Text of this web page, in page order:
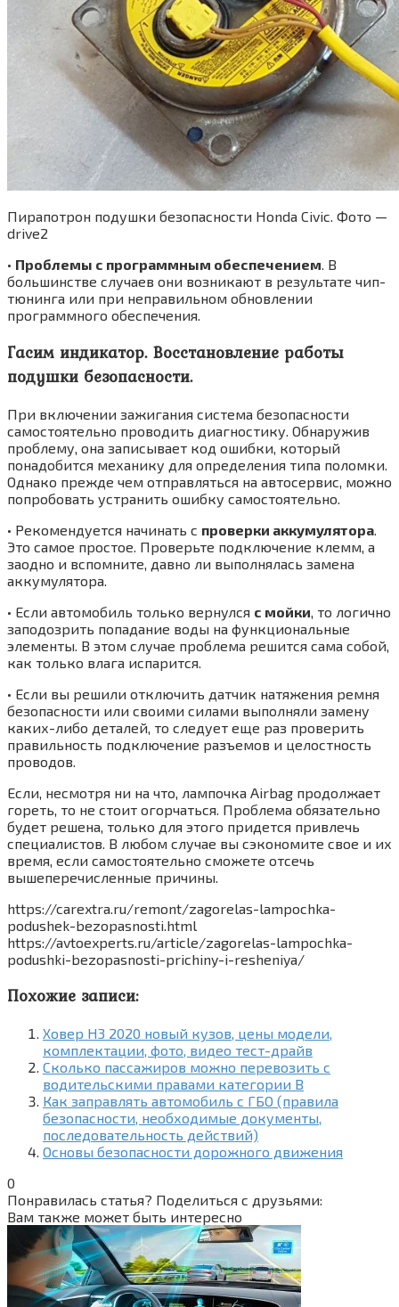
Пирапотрон подушки безопасности Honda Civic. Фото —
drive2
• Проблемы с программным обеспечением. В
большинстве случаев они возникают в результате чип-
тюнинга или при неправильном обновлении
программного обеспечения.
Гасим индикатор. Восстановление работы
подушки безопасности.
При включении зажигания система безопасности
самостоятельно проводить диагностику. Обнаружив
проблему, она записывает код ошибки, который
понадобится механику для определения типа поломки.
Однако прежде чем отправляться на автосервис, можно
попробовать устранить ошибку самостоятельно.
• Рекомендуется начинать с проверки аккумулятора
Это самое простое. Проверьте подключение клемм, а
заодно и вспомните, давно ли выполнялась замена
аккумулятора.
• Если автомобиль только вернулся с мойки , то логично
заподозрить попадание воды на функциональные
элементы. В этом случае проблема решится сама собой,
как только влага испарится.
• Если вы решили отключить датчик натяжения ремня
безопасности или своими силами выполняли замену
каких-либо деталей, то следует еще раз проверить
правильность подключение разъемов и целостность
проводов.
Если, несмотря ни на что, лампочка Airbag продолжает
гореть, то не стоит огорчаться. Проблема обязательно
будет решена, только для этого придется привлечь
специалистов. В любом случае вы сэкономите свое и их
время, если самостоятельно сможете отсечь
вышеперечисленные причины.
https://carextra.ru/remont/zagorelas-lampochka-
podushek-bezopasnosti.html
https://avtoexperts.ru/article/zagorelas-lampochka-
podushki-bezopasnosti-prichiny-i-resheniya/
Похожие записи:
Ховер Н3 2020 новый кузов, цены модели,
комплектации, фото, видео тест-драйв
Сколько пассажиров можно перевозить с
водительскими правами категории В
Как заправлять автомобиль с ГБО (правила
безопасности, необходимые документы,
последовательность действий)
Основы безопасности дорожного движения
0
Понравилась статья? Поделиться с друзьями:
Вам также может быть интересно